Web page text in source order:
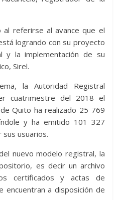
al referirse al avance que el
logrando con su proyecto
y la implementación de su
Sirel.
la Autoridad Registral
cuatrimestre del 2018 el
Quito ha realizado 25 769
y ha emitido 101 327
usuarios.
nuevo modelo registral, la
es decir un archivo
certificados y actas de
encuentran a disposición de